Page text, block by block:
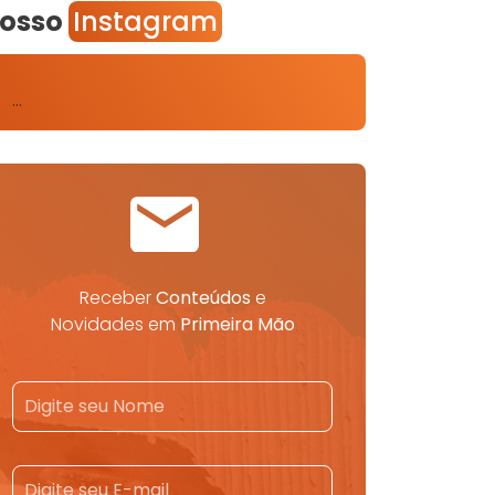
Instagram
…
ReceberConteúdos e
Novidades em Primeira Mão